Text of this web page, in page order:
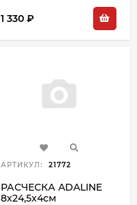
1 330 ₽
АРТИКУЛ: 21772
РАСЧЕСКА ADALINE
8х24,5х4см